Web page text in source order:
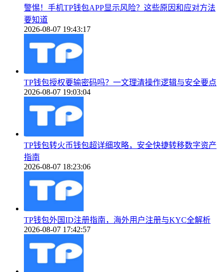
警惕！手机TP钱包APP显示风险？这些原因和应对方法
要知道
2026-08-07 19:43:17
TP钱包授权要输密码吗？一文理清操作逻辑与安全要点
2026-08-07 19:03:04
TP钱包转火币钱包超详细攻略，安全快捷转移数字资产
指南
2026-08-07 18:23:06
TP钱包外国ID注册指南，海外用户注册与KYC全解析
2026-08-07 17:42:57